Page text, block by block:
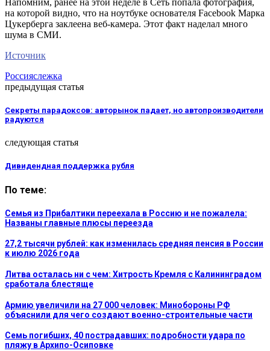
на которой видно, что на ноутбуке основателя Facebook Марка
Цукерберга заклеена веб-камера. Этот факт наделал много
шума в СМИ.
Источник
Россияслежка
предыдущая статья
Секреты парадоксов: авторынок падает, но автопроизводители
радуются
следующая статья
Дивидендная поддержка рубля
По теме:
Семья из Прибалтики переехала в Россию и не пожалела:
Названы главные плюсы переезда
27,2 тысячи рублей: как изменилась средняя пенсия в России
к июлю 2026 года
Литва осталась ни с чем: Хитрость Кремля с Калининградом
сработала блестяще
Армию увеличили на 27 000 человек: Минобороны РФ
объяснили для чего создают военно-строительные части
Семь погибших, 40 пострадавших: подробности удара по
пляжу в Архипо-Осиповке